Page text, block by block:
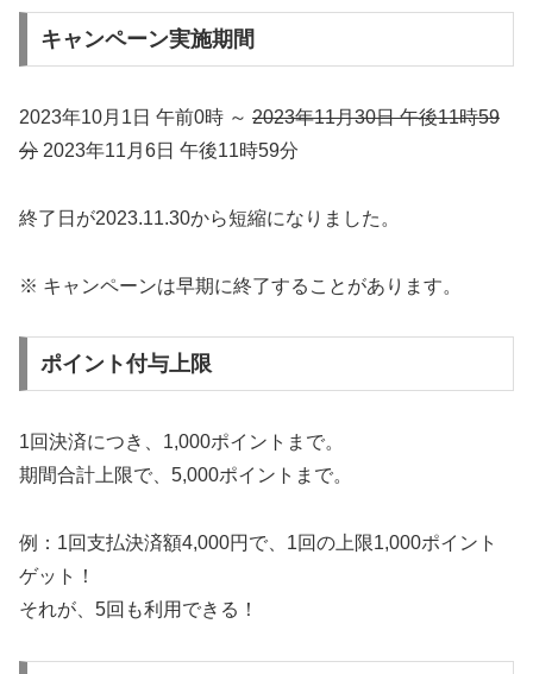
キャンペーン実施期間
2023年10月1日 午前0時 ～ 2023年11月30日 午後11時59
分 2023年11月6日 午後11時59分
終了日が2023.11.30から短縮になりました。
※ キャンペーンは早期に終了することがあります。
ポイント付与上限
1回決済につき、1,000ポイントまで。
期間合計上限で、5,000ポイントまで。
例：1回支払決済額4,000円で、1回の上限1,000ポイント
ゲット！
それが、5回も利用できる！